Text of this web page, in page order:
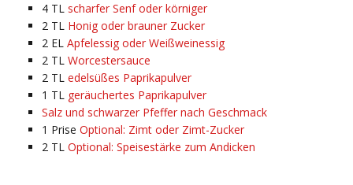
4 TL scharfer Senf oder körniger
2 TL Honig oder brauner Zucker
2 EL Apfelessig oder Weißweinessig
2 TL Worcestersauce
2 TL edelsüßes Paprikapulver
1 TL geräuchertes Paprikapulver
Salz und schwarzer Pfeffer nach Geschmack
1 Prise Optional: Zimt oder Zimt-Zucker
2 TL Optional: Speisestärke zum Andicken